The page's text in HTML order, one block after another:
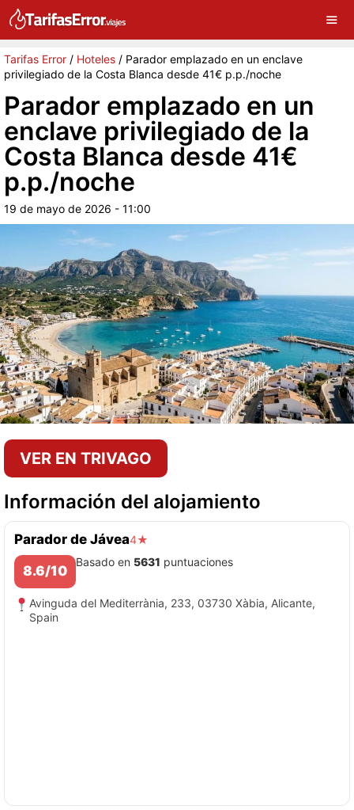
Tarifas Error / Hoteles / Parador emplazado en un enclave
privilegiado de la Costa Blanca desde 41€ p.p./noche
Parador emplazado en un
enclave privilegiado de la
Costa Blanca desde 41€
p.p./noche
19 de mayo de 2026 - 11:00
VER EN TRIVAGO
Información del alojamiento
Parador de Jávea4★
8.6/10
Basado en 5631 puntuaciones
Avinguda del Mediterrània, 233, 03730 Xàbia, Alicante,
Spain
G Sigue a Tarifas Error en Google ×